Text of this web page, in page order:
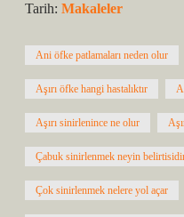
Tarih: Makaleler
Ani öfke patlamaları neden olur
Aşırı öfke hangi hastalıktır
Aşırı sinirlenince ne olur
Çabuk sinirlenmek neyin
Çok sinirlenmek nelere yol açar